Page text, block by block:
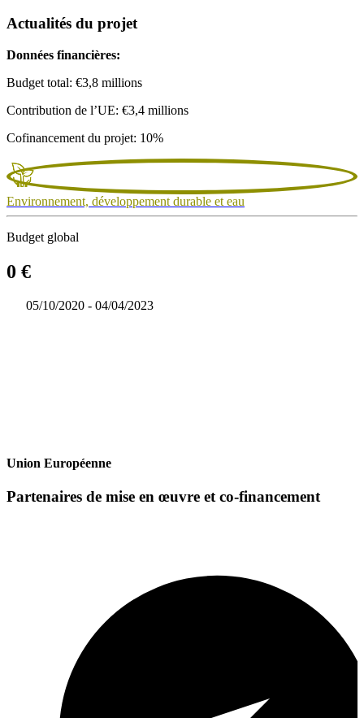
Actualités du projet
Données financières:
Budget total: €3,8 millions
Contribution de l’UE: €3,4 millions
Cofinancement du projet: 10%
Environnement, développement durable et eau
Budget global
0 €
05/10/2020 - 04/04/2023
Union Européenne
Partenaires de mise en œuvre et co-financement